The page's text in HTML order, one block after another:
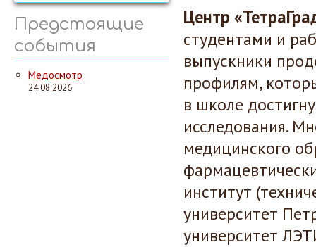
Предстоящие
события
Медосмотр
24.08.2026
Центр
студентами и
выпускники
профилям,
в школе
исследования.
медицинского
институт
университет
университет